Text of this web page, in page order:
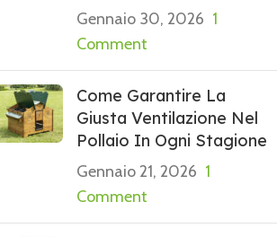
Gennaio 30, 2026 1
Comment
Come Garantire La
Giusta Ventilazione Nel
Pollaio In Ogni Stagione
Gennaio 21, 2026 1
Comment